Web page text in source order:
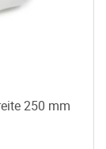
250 mm